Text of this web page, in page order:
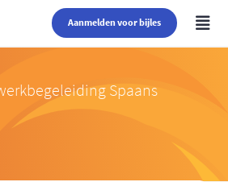
Aanmelden voor bijles
Spaans